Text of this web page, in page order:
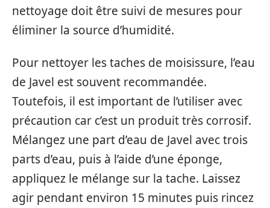
nettoyage doit être suivi de mesures pour
éliminer la source d’humidité.
Pour nettoyer les taches de moisissure, l’eau
de Javel est souvent recommandée.
Toutefois, il est important de l’utiliser avec
précaution car c’est un produit très corrosif.
Mélangez une part d’eau de Javel avec trois
parts d’eau, puis à l’aide d’une éponge,
appliquez le mélange sur la tache. Laissez
agir pendant environ 15 minutes puis rincez